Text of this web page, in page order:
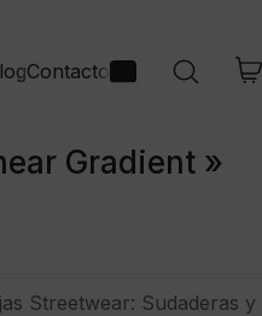
Contacto
Gradient »
Streetwear: Sudaderas y